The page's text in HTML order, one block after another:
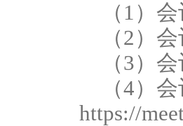
（1）
（2）
（3）
（4）
https://